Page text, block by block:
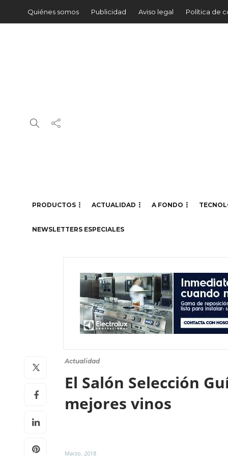
Quiénes somos Publicidad Aviso legal Política de
PRODUCTOS ACTUALIDAD A FONDO
NEWSLETTERS ESPECIALES
Actualidad
El Salón Selección
mejores vinos
Marzo, 2018